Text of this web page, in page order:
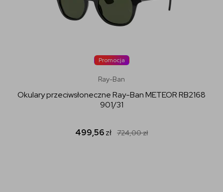
Promocja
Ray-Ban
Okulary przeciwsłoneczne Ray-Ban METEOR RB2168
901/31
499,56zł 724,00zł